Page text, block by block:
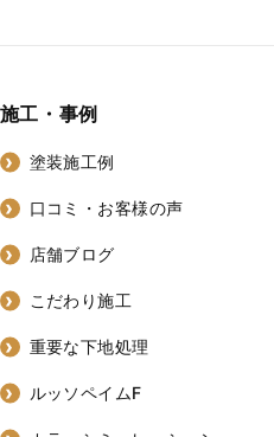
施工・事例
塗装施工例
口コミ・お客様の声
店舗ブログ
こだわり施工
重要な下地処理
ルッソペイムF